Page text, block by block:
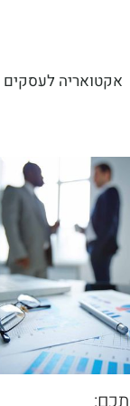
אקטואריה לעסקים